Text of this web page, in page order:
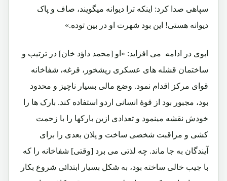
سپاهی صدا کرد: اینکه ترا دیوانه میگویند، صاف و پاک
دیوانه هستی! این بود شهرت او در بین توده.»
ابوی در ادامه می افزاید: «او [محمد داؤد خان] در ترتیب و
ساختمان قشله های عسکری ریشخور، قرغه، شفاخانه
قوای مرکز اقدام نمود. وضع مالی بسیار ناچیز و محدود
بود، مجبور بود از قوۀ انسانی اردو استفاده کند. بارک ها را
خودش نقشه مینمود و تعدادی ازین بارکها را با زحمت
کشی و مراقبت شخصی ساخت و پلان بعدی را برای
آیندگان به جا ماند. چه لذتی می برد [وقتی] شفاخانه را که
با جیب خالی ساخته بود، به شکل بسیار ابتدائی شروع بکار